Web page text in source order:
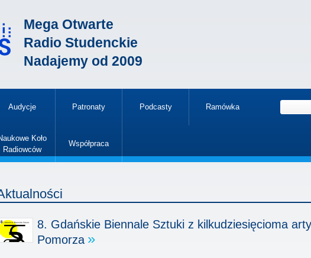
Mega Otwarte
Radio Studenckie
Nadajemy od 2009
Audycje Patronaty Podcasty Ramówka
Koło
Radiowców
Współpraca
8. Gdańskie Biennale Sztuki z kilkudziesięcioma
Pomorza